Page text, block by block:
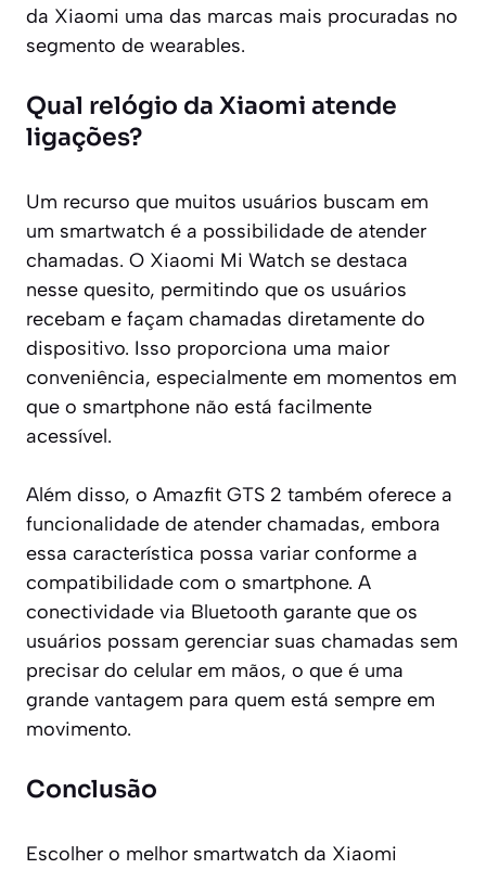
da Xiaomi uma das marcas mais procuradas no
segmento de wearables.
Qual relógio da Xiaomi atende
ligações?
Um recurso que muitos usuários buscam em
um smartwatch é a possibilidade de atender
chamadas. O Xiaomi Mi Watch se destaca
nesse quesito, permitindo que os usuários
recebam e façam chamadas diretamente do
dispositivo. Isso proporciona uma maior
conveniência, especialmente em momentos em
que o smartphone não está facilmente
acessível.
Além disso, o Amazfit GTS 2 também oferece a
funcionalidade de atender chamadas, embora
essa característica possa variar conforme a
compatibilidade com o smartphone. A
conectividade via Bluetooth garante que os
usuários possam gerenciar suas chamadas sem
precisar do celular em mãos, o que é uma
grande vantagem para quem está sempre em
movimento.
Conclusão
Escolher o melhor smartwatch da Xiaomi